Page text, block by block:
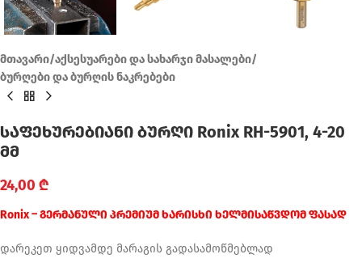
მთავარი/აქსესუარები და სახარჯი მასალები/
ბურღები და ბურღის ნაკრებები
საფეხურებიანი ბურღი Ronix RH-5901, 4-20
მმ
24,00 ₾
Ronix – გერმანული პრემიუმ ხარისხი ხელმისაწვდომ ფასად
დარეკეთ ყიდვამდე მარაგის გადასამოწმებლად